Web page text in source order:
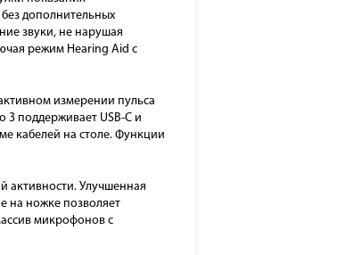
дополнительных
звуки, не нарушая
режим Hearing Aid с
измерении пульса
поддерживает USB-C и
кабелей на столе. Функции
активности. Улучшенная
на ножке позволяет
микрофонов с